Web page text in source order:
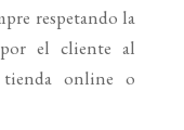
respetando la
el cliente al
tienda online o